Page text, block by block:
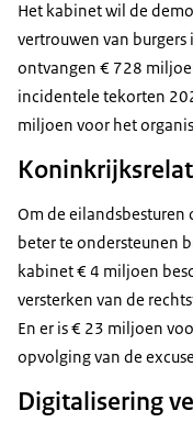
Het kabinet wil de
vertrouwen van
ontvangen € 728
incidentele tekorten
miljoen voor het
Om de eilandsbesturen
beter te ondersteunen
kabinet € 4 miljoen
versterken van de
En er is € 23 miljoen
opvolging van de
Digitalisering